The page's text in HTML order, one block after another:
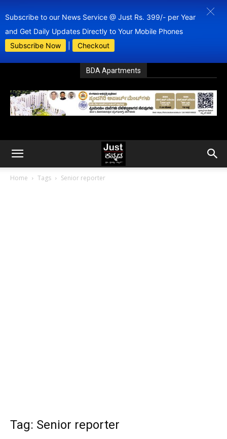
Subscribe to our News Service @ Just Rs. 399/- per Year
and Get Daily Updates Directly to Your Mobile Phones
Subscribe Now
Checkout
BDA Apartments
Home Tags Senior reporter
Tag: Senior reporter